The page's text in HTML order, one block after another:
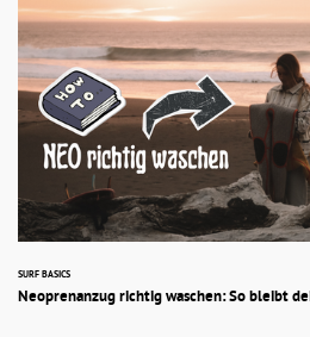
SURF BASICS
Neoprenanzug richtig waschen: So bleibt